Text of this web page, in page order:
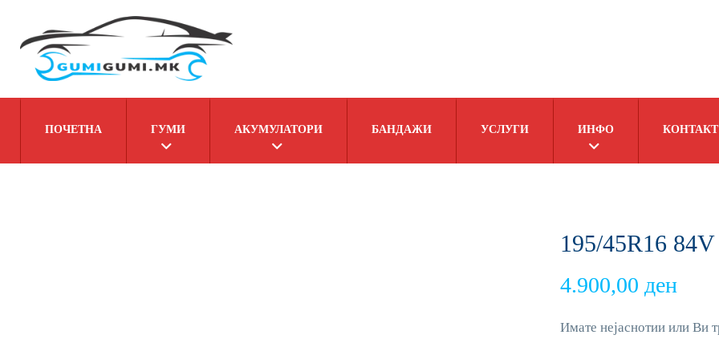
ПОЧЕТНА ГУМИ АКУМУЛАТОРИ БАНДАЖИ УСЛУГИ ИНФО КОНТАКТ
195/45R16
4.900,00 ден
Имате нејаснотии или Ви